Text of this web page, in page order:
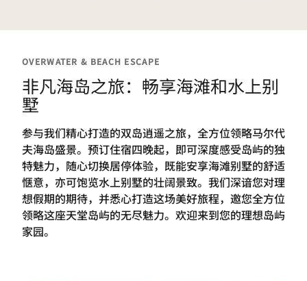
OVERWATER & BEACH ESCAPE
非凡海岛之旅：畅享海滩和水上别
墅
参与我们精心打造的双岛逍遥之旅，全方位领略马尔代
夫海岛盛景。预订住宿四晚起，即可深度感受岛屿的独
特魅力，随心切换居停体验，既能安享海滩别墅的舒适
惬意，亦可饱览水上别墅的壮阔景致。我们深谙您对理
想假期的期待，并悉心打造这场美好旅程，邀您全方位
领略这座天堂岛屿的无尽魅力。欢迎来到您的理想岛屿
家园。